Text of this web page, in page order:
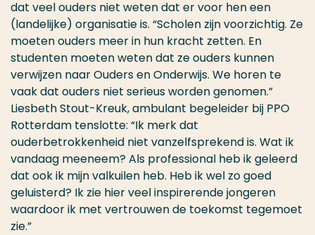
dat veel ouders niet weten dat er voor hen een
(landelijke) organisatie is. “Scholen zijn voorzichtig. Ze
moeten ouders meer in hun kracht zetten. En
studenten moeten weten dat ze ouders kunnen
verwijzen naar Ouders en Onderwijs. We horen te
vaak dat ouders niet serieus worden genomen.”
Liesbeth Stout-Kreuk, ambulant begeleider bij PPO
Rotterdam tenslotte: “Ik merk dat
ouderbetrokkenheid niet vanzelfsprekend is. Wat ik
vandaag meeneem? Als professional heb ik geleerd
dat ook ik mijn valkuilen heb. Heb ik wel zo goed
geluisterd? Ik zie hier veel inspirerende jongeren
waardoor ik met vertrouwen de toekomst tegemoet
zie.”